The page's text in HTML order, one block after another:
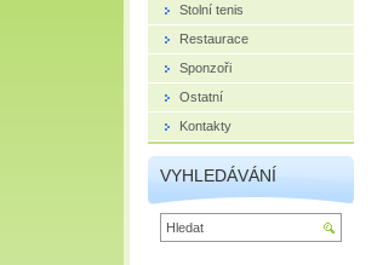
Stolní tenis
Restaurace
Sponzoři
Ostatní
Kontakty
VYHLEDÁVÁNÍ